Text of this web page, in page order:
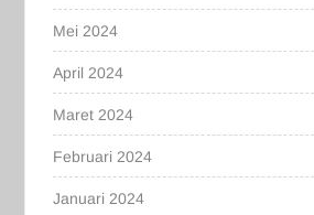
Mei 2024
April 2024
Maret 2024
Februari 2024
Januari 2024